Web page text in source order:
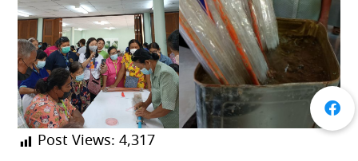
Post Views: 4,317